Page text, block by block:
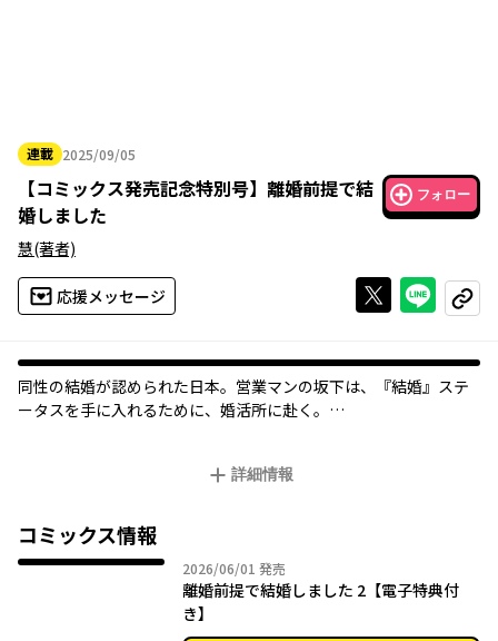
連載 2025/09/05
2025年09月05日
【コミックス発売記念特別号】 離婚前提で結
婚しました
フォロー
慧(著者)
応援メッセージ Xで投稿する
ライン
コピー
同性の結婚が認められた日本。営業マンの坂下は、『結婚』ステ
ータスを手に入れるために、婚活所に赴く。
詳細情報
コミックス情報
2026/06/01 2026年06月01日
発売
離婚前提で結婚しました 2【電子特典付
き】